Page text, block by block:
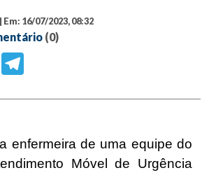
| Em: 16/07/2023, 08:32
(0)
WhatsApp
enfermeira de uma equipe do
Móvel de Urgência